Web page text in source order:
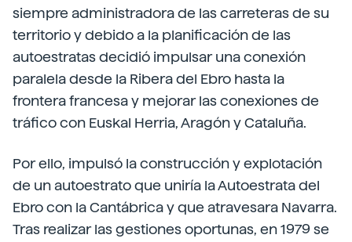
siempre administradora de las carreteras de su
territorio y debido a la planificación de las
autoestratas decidió impulsar una conexión
paralela desde la Ribera del Ebro hasta la
frontera francesa y mejorar las conexiones de
tráfico con Euskal Herria, Aragón y Cataluña.
Por ello, impulsó la construcción y explotación
de un autoestrato que uniría la Autoestrata del
Ebro con la Cantábrica y que atravesara Navarra.
Tras realizar las gestiones oportunas, en 1979 se